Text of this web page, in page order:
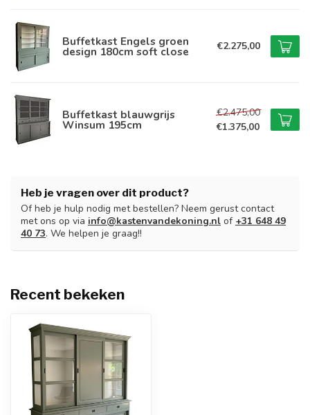
Buffetkast Engels groen
design 180cm soft close €2.275,00
Buffetkast blauwgrijs
Winsum 195cm
€2.475,00
€1.375,00
Heb je vragen over dit product?
Of heb je hulp nodig met bestellen? Neem gerust contact
met ons op via info@kastenvandekoning.nl of +31 648 49
40 73. We helpen je graag!!
Recent bekeken